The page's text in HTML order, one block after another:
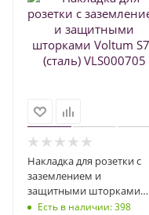
Накладка для розетки с
заземлением и
защитными шторками
Voltum S70 (сталь)
Есть в наличии: 398